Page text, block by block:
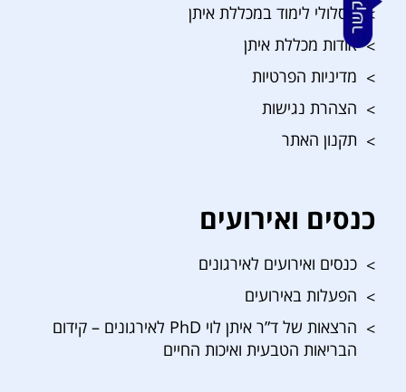
מסלולי לימוד במכללת איתן
אודות מכללת איתן
מדיניות הפרטיות
הצהרת נגישות
תקנון האתר
כנסים ואירועים
כנסים ואירועים לאירגונים
הפעלות באירועים
הרצאות של ד”ר איתן לוי PhD לאירגונים – קידום
הבריאות הטבעית ואיכות החיים